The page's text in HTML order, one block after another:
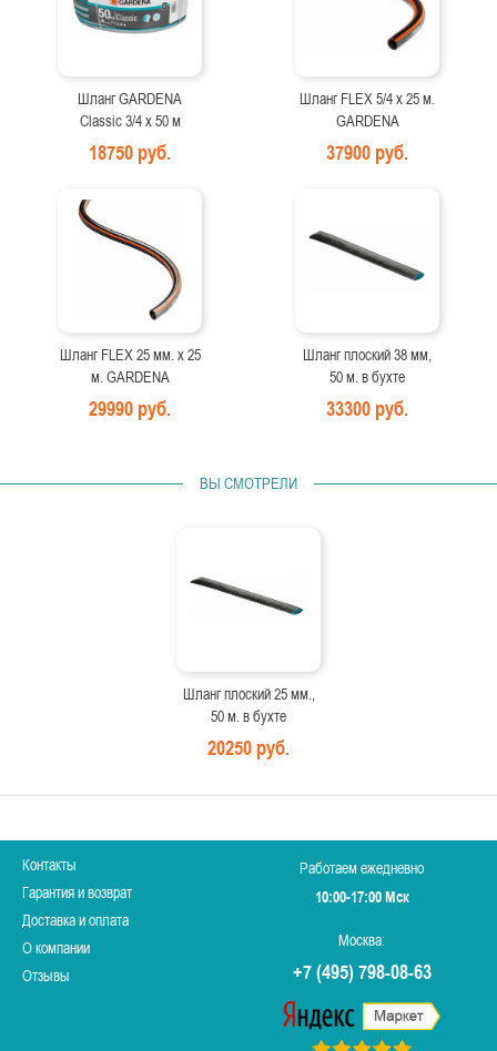
Шланг GARDENA
Classic 3/4 х 50 м
18750 руб.
Шланг FLEX 5/4 х 25 м.
GARDENA
37900 руб.
Шланг FLEX 25 мм. х 25
м. GARDENA
29990 руб.
Шланг плоский 38 мм,
50 м. в бухте
33300 руб.
ВЫ СМОТРЕЛИ
Шланг плоский 25 мм.,
50 м. в бухте
20250 руб.
Контакты
Гарантия и возврат
Доставка и оплата
О компании
Отзывы
Работаем ежедневно
10:00-17:00 Мск
Москва:
+7 (495) 798-08-63